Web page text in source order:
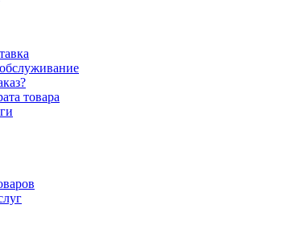
товара